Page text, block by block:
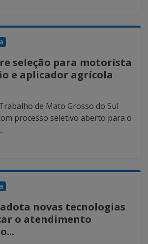
seleção para motorista
e aplicador agrícola
de Mato Grosso do Sul
processo seletivo aberto para o
novas tecnologias
o atendimento